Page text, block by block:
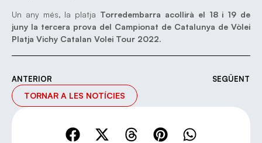
Un any més, la platja Torredembarra acollirà el 18 i 19 de
juny la tercera prova del Campionat de Catalunya de Vòlei
Platja Vichy Catalan Volei Tour 2022.
ANTERIOR SEGÜENT
TORNAR A LES NOTÍCIES